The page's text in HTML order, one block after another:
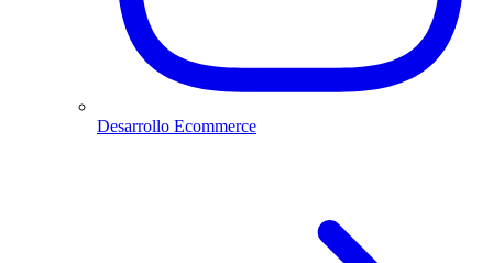
Desarrollo Ecommerce